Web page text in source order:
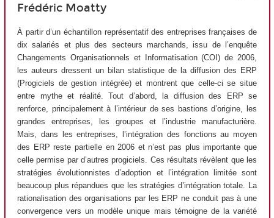
Frédéric Moatty
À partir d’un échantillon représentatif des entreprises françaises de
dix salariés et plus des secteurs marchands, issu de l’enquête
Changements Organisationnels et Informatisation (COI) de 2006,
les auteurs dressent un bilan statistique de la diffusion des ERP
(Progiciels de gestion intégrée) et montrent que celle-ci se situe
entre mythe et réalité. Tout d’abord, la diffusion des ERP se
renforce, principalement à l’intérieur de ses bastions d’origine, les
grandes entreprises, les groupes et l’industrie manufacturière.
Mais, dans les entreprises, l’intégration des fonctions au moyen
des ERP reste partielle en 2006 et n’est pas plus importante que
celle permise par d’autres progiciels. Ces résultats révèlent que les
stratégies évolutionnistes d’adoption et l’intégration limitée sont
beaucoup plus répandues que les stratégies d’intégration totale. La
rationalisation des organisations par les ERP ne conduit pas à une
convergence vers un modèle unique mais témoigne de la variété